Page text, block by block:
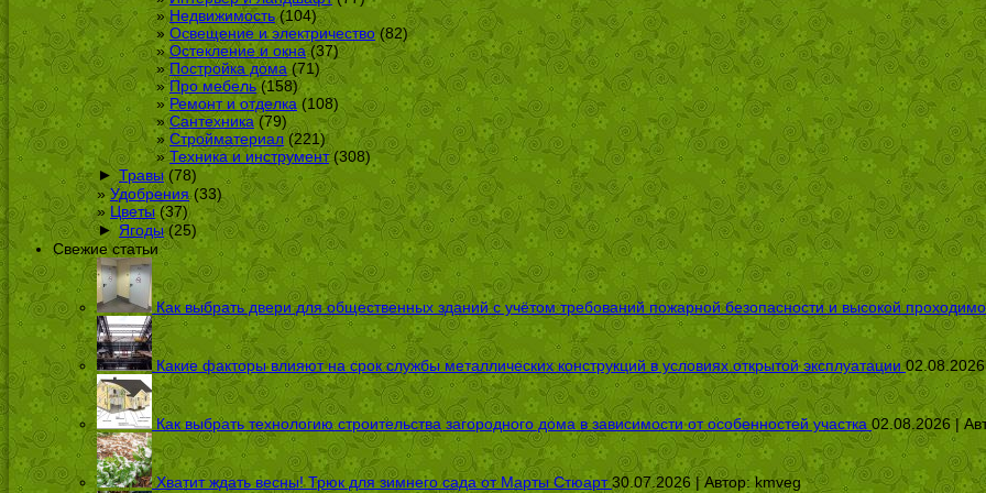
Недвижимость(104)
Освещение и электричество(82)
Остекление и окна(37)
Постройка дома (71)
Про мебель(158)
Ремонт и отделка (108)
Сантехника (79)
Стройматериал(221)
Техника и инструмент(308)
► Травы(78)
Удобрения(33)
Цветы(37)
► Ягоды(25)
Свежие статьи
Как выбрать двери для общественных зданий с учётом требований пожарной безопасности и высокой
Какие факторы влияют на срок службы металлических конструкций в условиях открытой эксплуатации
Как выбрать технологию строительства загородного дома в зависимости от особенностей участка 02.08.2026 |
Хватит ждать весны! Трюк для зимнего сада от Марты Стюарт 30.07.2026 | Автор:kmveg